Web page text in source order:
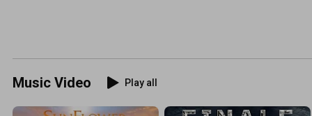
Music Video Play all